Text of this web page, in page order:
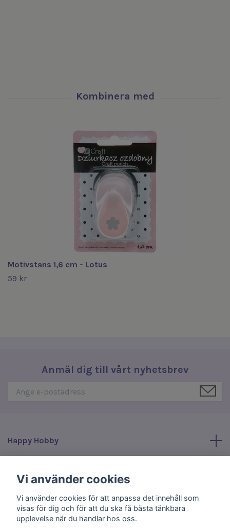
Motivstans 1,6 cm - Lotus
59 kr
Anmäl dig till vårt nyhetsbrev
Happy Hobby
Sociala medier
Vi använder cookies
Vi använder cookies för att anpassa det innehåll som
visas för dig och för att du ska få bästa tänkbara
upplevelse när du handlar hos oss.